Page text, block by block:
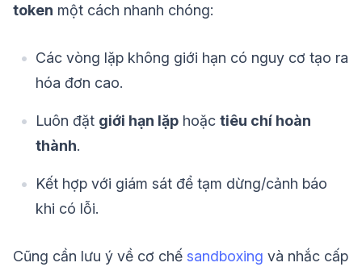
token một cách nhanh chóng:
Các vòng lặp không giới hạn có nguy cơ tạo ra
hóa đơn cao.
Luôn đặt giới hạn lặp hoặc tiêu chí hoàn
thành.
Kết hợp với giám sát để tạm dừng/cảnh báo
khi có lỗi.
Cũng cần lưu ý về cơ chế sandboxing và nhắc cấp